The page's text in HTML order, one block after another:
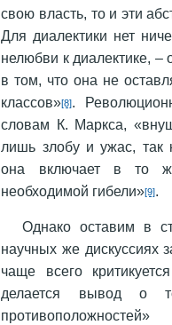
свою власть, то и эти
Для диалектики нет
нелюбви к диалектике, –
в том, что она не
классов»[8].
словам К. Маркса,
лишь злобу и ужас, так
она включает в то
необходимой гибели»[9].
Однако оставим в
научных же дискуссиях
чаще всего
делается вывод о